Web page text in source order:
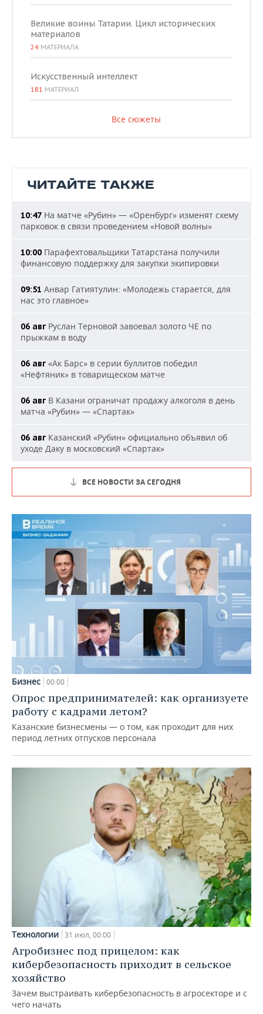
Великие воины Татарии. Цикл исторических
материалов
24 МАТЕРИАЛА
Искусственный интеллект
181 МАТЕРИАЛ
Все сюжеты
ЧИТАЙТЕ ТАКЖЕ
10:47 На матче «Рубин» — «Оренбург» изменят схему
парковок в связи проведением «Новой волны»
10:00 Парафехтовальщики Татарстана получили
финансовую поддержку для закупки экипировки
09:51 Анвар Гатиятулин: «Молодежь старается, для
нас это главное»
06 авг Руслан Терновой завоевал золото ЧЕ по
прыжкам в воду
06 авг «Ак Барс» в серии буллитов победил
«Нефтяник» в товарищеском матче
06 авг В Казани ограничат продажу алкоголя в день
матча «Рубин» — «Спартак»
06 авг Казанский «Рубин» официально объявил об
уходе Даку в московский «Спартак»
ВСЕ НОВОСТИ ЗА СЕГОДНЯ
Бизнес 00:00
Опрос предпринимателей: как организуете
работу с кадрами летом?
Казанские бизнесмены — о том, как проходит для них
период летних отпусков персонала
Технологии 31 июл, 00:00
Агробизнес под прицелом: как
кибербезопасность приходит в сельское
хозяйство
Зачем выстраивать кибербезопасность в агросекторе и с
чего начать